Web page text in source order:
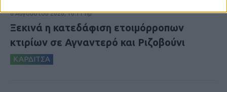
6 Αυγούστου 2026, 10:11 πμ
Ξεκινά η κατεδάφιση ετοιμόρροπων
κτιρίων σε Αγναντερό και Ριζοβούνι
ΚΑΡΔΙΤΣΑ